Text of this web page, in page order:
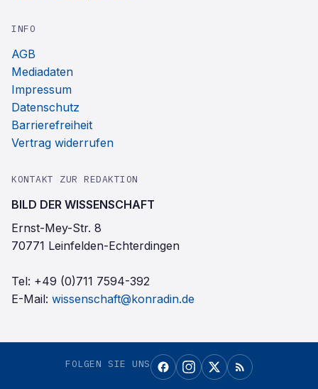
INFO
AGB
Mediadaten
Impressum
Datenschutz
Barrierefreiheit
Vertrag widerrufen
KONTAKT ZUR REDAKTION
BILD DER WISSENSCHAFT
Ernst-Mey-Str. 8
70771 Leinfelden-Echterdingen
Tel: +49 (0)711 7594-392
E-Mail: wissenschaft@konradin.de
FOLGEN SIE UNS